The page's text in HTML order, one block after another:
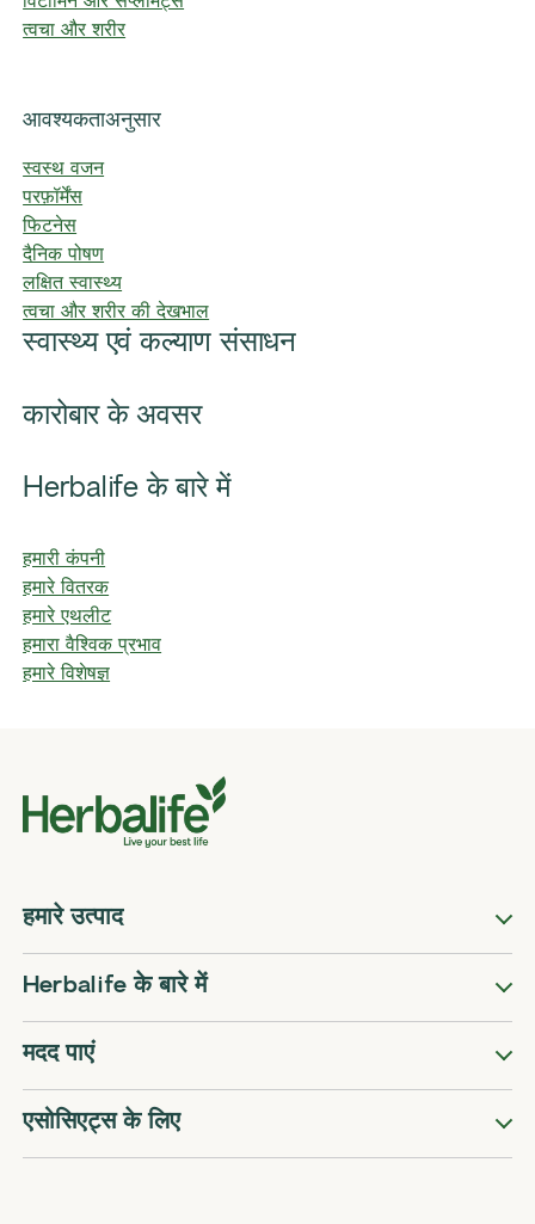
त्वचा और शरीर
आवश्यकताअनुसार
स्वस्थ वजन
परफ़ॉर्मेंस
फिटनेस
दैनिक पोषण
लक्षित स्वास्थ्य
त्वचा और शरीर की देखभाल
स्वास्थ्य एवं कल्याण संसाधन
कारोबार के अवसर
Herbalife के बारे में
हमारी कंपनी
हमारे वितरक
हमारे एथलीट
हमारा वैश्विक प्रभाव
हमारे विशेषज्ञ
हमारे उत्पाद
Herbalife के बारे में
मदद पाएं
एसोसिएट्स के लिए